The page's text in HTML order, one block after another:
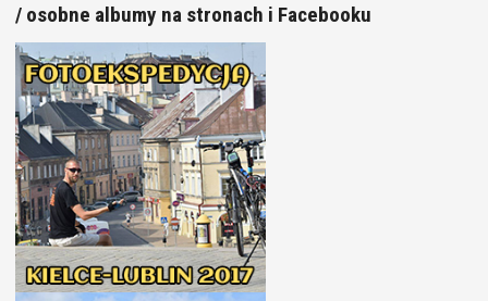
/ osobne albumy na stronach i Facebooku